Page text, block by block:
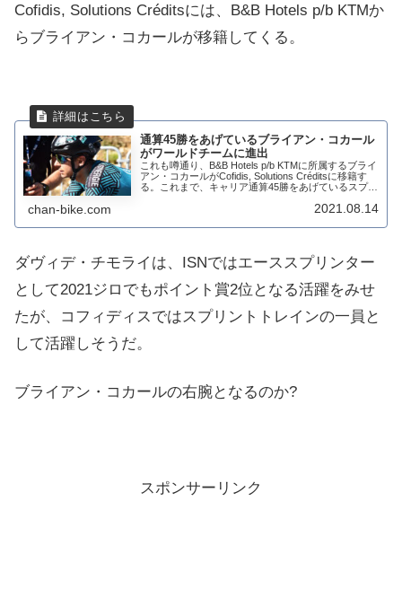
Cofidis, Solutions Créditsには、B&B Hotels p/b KTMか
らブライアン・コカールが移籍してくる。
通算45勝をあげているブライアン・コカール
がワールドチームに進出
これも噂通り、B&B Hotels p/b KTMに所属するブライ
アン・コカールがCofidis, Solutions Créditsに移籍す
る。これまで、キャリア通算45勝をあげているスプリ
chan-bike.com 2021.08.14
ダヴィデ・チモライは、ISNではエーススプリンター
として2021ジロでもポイント賞2位となる活躍をみせ
たが、コフィディスではスプリントトレインの一員と
して活躍しそうだ。
ブライアン・コカールの右腕となるのか?
スポンサーリンク